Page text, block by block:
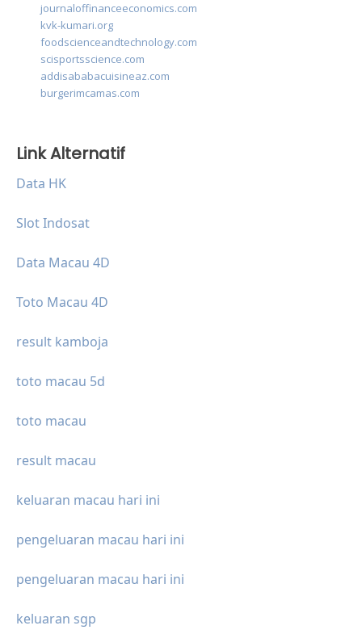
journaloffinanceeconomics.com
kvk-kumari.org
foodscienceandtechnology.com
scisportsscience.com
addisababacuisineaz.com
burgerimcamas.com
Link Alternatif
Data HK
Slot Indosat
Data Macau 4D
Toto Macau 4D
result kamboja
toto macau 5d
toto macau
result macau
keluaran macau hari ini
pengeluaran macau hari ini
pengeluaran macau hari ini
keluaran sgp